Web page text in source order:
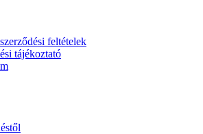
feltételek
tájékoztató